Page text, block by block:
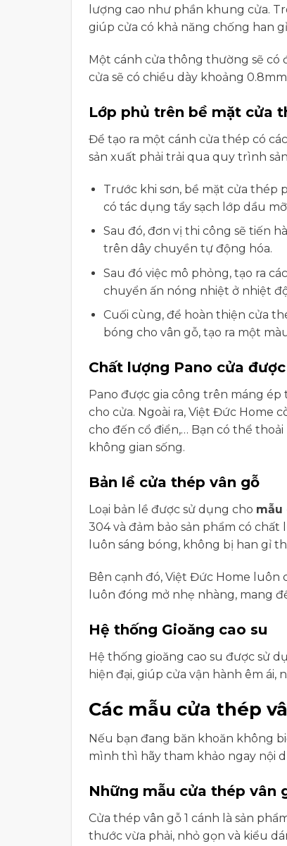
lượng cao như phần khung cửa.
giúp cửa có khả năng chống han
Một cánh cửa thông thường sẽ có
cửa sẽ có chiều dày khoảng 0.8mm
Lớp phủ trên bề mặt cửa
Để tạo ra một cánh cửa thép có
sản xuất phải trải qua quy trình
Trước khi sơn, bề mặt cửa
có tác dụng tẩy sạch lớp dầu
Sau đó, đơn vị thi công sẽ tiến
trên dây chuyền tự động hóa.
Sau đó việc mô phỏng, tạo ra
chuyển ấn nóng nhiệt ở nhiệt
Cuối cùng, để hoàn thiện cửa
bóng cho vân gỗ, tạo ra một
Chất lượng Pano cửa
Pano được gia công trên máng
cho cửa. Ngoài ra, Việt Đức Home
cho đến cổ điển,… Bạn có thể
không gian sống.
Bản lề cửa thép vân gỗ
Loại bản lề được sử dụng cho mẫu
304 và đảm bảo sản phẩm có
luôn sáng bóng, không bị han gỉ
Bên cạnh đó, Việt Đức Home luôn
luôn đóng mở nhẹ nhàng, mang
Hệ thống Gioăng cao su
Hệ thống gioăng cao su được sử
hiện đại, giúp cửa vận hành êm ái,
Các mẫu cửa thép
Nếu bạn đang băn khoăn không
mình thì hãy tham khảo ngay nội
Những mẫu cửa thép vân
Cửa thép vân gỗ 1 cánh là sản
thước vừa phải, nhỏ gọn và kiểu